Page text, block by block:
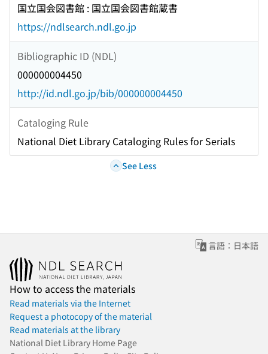
国立国会図書館 : 国立国会図書館蔵書
https://ndlsearch.ndl.go.jp
Bibliographic ID (NDL)
000000004450
http://id.ndl.go.jp/bib/000000004450
Cataloging Rule
National Diet Library Cataloging Rules for Serials
See Less
言語：日本語
How to access the materials
Read materials via the Internet
Request a photocopy of the material
Read materials at the library
National Diet Library Home Page